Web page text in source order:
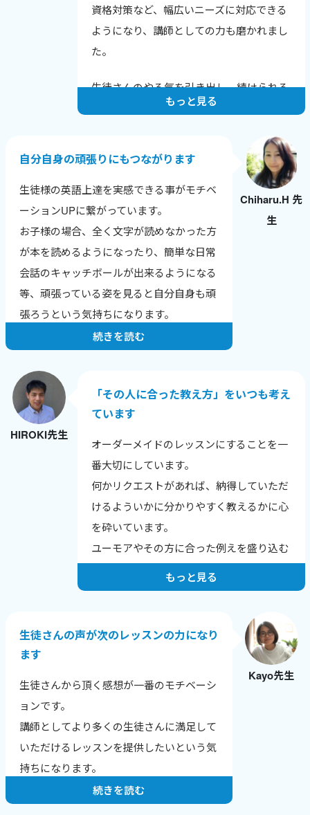
る瞬間が励みで、教えることで自分も成長
できるのが何よりの喜びです。
資格対策など、幅広いニーズに対応できる
ようになり、講師としての力も磨かれまし
た。
生徒さんのやる気を引き出し、続けられる
レッスンを心がけています。
達成に向けてサポートすることで、やる気
を保ち続けてもらえるようにしています。
英検合格やTOEICのスコアアップなど、成
果の報告をもらえるのが一番のやりがいで
す。
ワールドトークはレッスン数が数字で見え
るので、自分の頑張りが実感でき、モチベ
ーションにつながっています。
もっと見る
Chiharu.H 先
生
自分自身の頑張りにもつながります
生徒様の英語上達を実感できる事がモチベ
ーションUPに繋がっています。
お子様の場合、全く文字が読めなかった方
が本を読めるようになったり、簡単な日常
会話のキャッチボールが出来るようになる
等、頑張っている姿を見ると自分自身も頑
張ろうという気持ちになります。
続きを読む
HIROKI先生
「その人に合った教え方」をいつも考え
ています
オーダーメイドのレッスンにすることを一
番大切にしています。
何かリクエストがあれば、納得していただ
けるよういかに分かりやすく教えるかに心
を砕いています。
ユーモアやその方に合った例えを盛り込む
もっと見る
Kayo先生
生徒さんの声が次のレッスンの力になり
ます
生徒さんから頂く感想が一番のモチベーシ
ョンです。
講師としてより多くの生徒さんに満足して
いただけるレッスンを提供したいという気
持ちになります。
続きを読む